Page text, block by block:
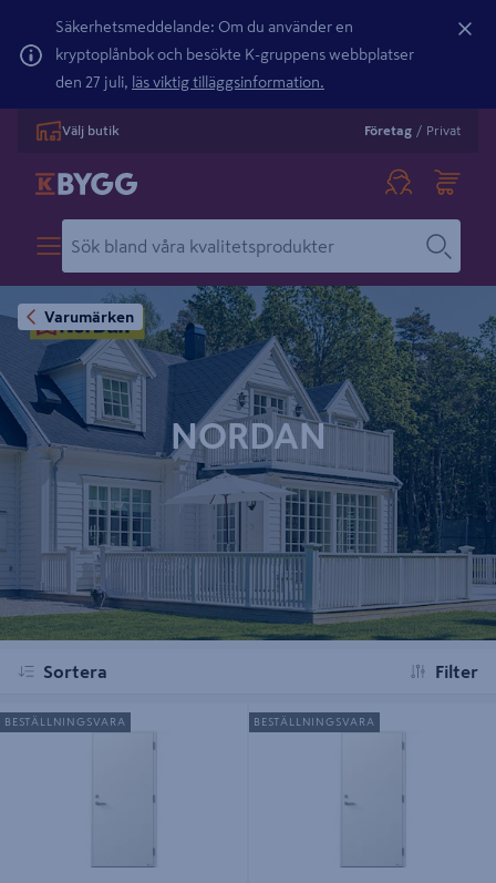
Säkerhetsmeddelande: Om du använder en
kryptoplånbok och besökte K-gruppens webbplatser
den 27 juli, läs viktig tilläggsinformation.
Välj butik Företag / Privat
Varumärken
NORDAN
Sortera Filter
YTTERDÖRR NORDAN CYD V VIT
ASSA 2002, 801/10-21
BESTÄLLNINGSVARA
YTTERDÖRR NORDAN CYD H VIT
ASSA 2002, 801/10-21
BESTÄLLNINGSVARA